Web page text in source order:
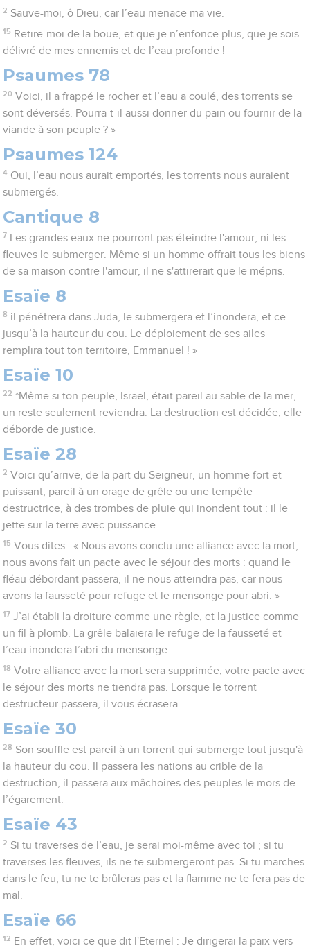
2 Sauve-moi, ô Dieu, car l’eau menace ma vie.
15 Retire-moi de la boue, et que je n’enfonce plus, que je sois
délivré de mes ennemis et de l’eau profonde !
Psaumes 78
20 Voici, il a frappé le rocher et l’eau a coulé, des torrents se
sont déversés. Pourra-t-il aussi donner du pain ou fournir de la
viande à son peuple ? »
Psaumes 124
4 Oui, l’eau nous aurait emportés, les torrents nous auraient
submergés.
Cantique 8
7
Les grandes eaux ne pourront pas éteindre l'amour, ni les
fleuves le submerger. Même si un homme offrait tous les biens
de sa maison contre l'amour, il ne s'attirerait que le mépris.
Esaïe 8
8 il pénétrera dans Juda, le submergera et l’inondera, et ce
jusqu’à la hauteur du cou. Le déploiement de ses ailes
remplira tout ton territoire, Emmanuel ! »
Esaïe 10
22 *Même si ton peuple, Israël, était pareil au sable de la mer,
un reste seulement reviendra. La destruction est décidée, elle
déborde de justice.
Esaïe 28
2 Voici qu’arrive, de la part du Seigneur, un homme fort et
puissant, pareil à un orage de grêle ou une tempête
destructrice, à des trombes de pluie qui inondent tout : il le
jette sur la terre avec puissance.
15 Vous dites : « Nous avons conclu une alliance avec la mort,
nous avons fait un pacte avec le séjour des morts : quand le
fléau débordant passera, il ne nous atteindra pas, car nous
avons la fausseté pour refuge et le mensonge pour abri. »
17 J’ai établi la droiture comme une règle, et la justice comme
un fil à plomb. La grêle balaiera le refuge de la fausseté et
l’eau inondera l’abri du mensonge.
18 Votre alliance avec la mort sera supprimée, votre pacte avec
le séjour des morts ne tiendra pas. Lorsque le torrent
destructeur passera, il vous écrasera.
Esaïe 30
28 Son souffle est pareil à un torrent qui submerge tout jusqu'à
la hauteur du cou. Il passera les nations au crible de la
destruction, il passera aux mâchoires des peuples le mors de
l’égarement.
Esaïe 43
2 Si tu traverses de l’eau, je serai moi-même avec toi ; si tu
traverses les fleuves, ils ne te submergeront pas. Si tu marches
dans le feu, tu ne te brûleras pas et la flamme ne te fera pas de
mal.
Esaïe 66
12 En effet, voici ce que dit l'Eternel : Je dirigerai la paix vers